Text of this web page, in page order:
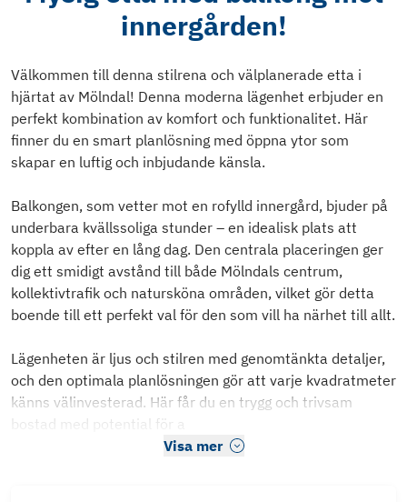
innergården!
Välkommen till denna stilrena och välplanerade etta i
hjärtat av Mölndal! Denna moderna lägenhet erbjuder en
perfekt kombination av komfort och funktionalitet. Här
finner du en smart planlösning med öppna ytor som
skapar en luftig och inbjudande känsla.
Balkongen, som vetter mot en rofylld innergård, bjuder på
underbara kvällssoliga stunder – en idealisk plats att
koppla av efter en lång dag. Den centrala placeringen ger
dig ett smidigt avstånd till både Mölndals centrum,
kollektivtrafik och natursköna områden, vilket gör detta
boende till ett perfekt val för den som vill ha närhet till allt.
Lägenheten är ljus och stilren med genomtänkta detaljer,
och den optimala planlösningen gör att varje kvadratmeter
känns välinvesterad. Här får du en trygg och trivsam
bostad med potential för a
Visa mer